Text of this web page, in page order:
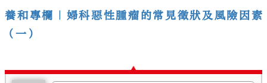
養和專欄｜婦科惡性腫瘤的常見徵狀及風險因素
（一）